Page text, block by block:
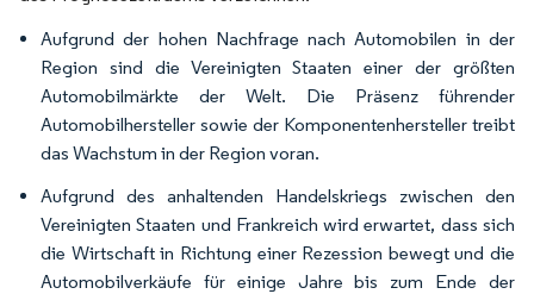
Aufgrund der hohen Nachfrage nach Automobilen in der
Region sind die Vereinigten Staaten einer der größten
Automobilmärkte der Welt. Die Präsenz führender
Automobilhersteller sowie der Komponentenhersteller treibt
das Wachstum in der Region voran.
Aufgrund des anhaltenden Handelskriegs zwischen den
Vereinigten Staaten und Frankreich wird erwartet, dass sich
die Wirtschaft in Richtung einer Rezession bewegt und die
Automobilverkäufe für einige Jahre bis zum Ende der